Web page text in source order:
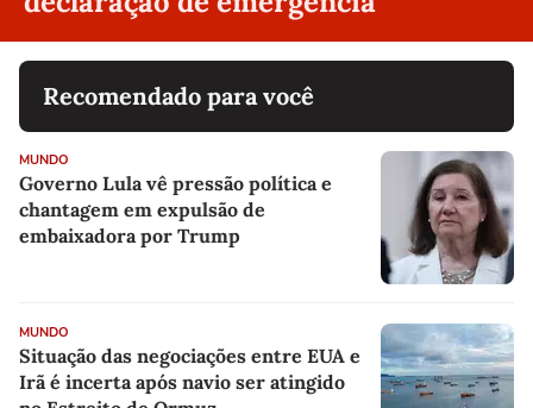
Recomendado para você
MUNDO
Governo Lula vê pressão política e
chantagem em expulsão de
embaixadora por Trump
MUNDO
Situação das negociações entre EUA e
Irã é incerta após navio ser atingido